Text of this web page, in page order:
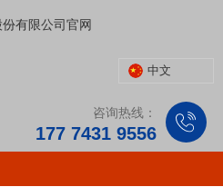
有限公司官网
中文
咨询热线：
177 7431 9556